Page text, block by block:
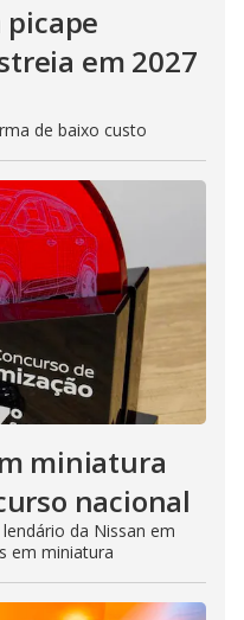
picape
em 2027
de baixo custo
miniatura
nacional
da Nissan em
em miniatura